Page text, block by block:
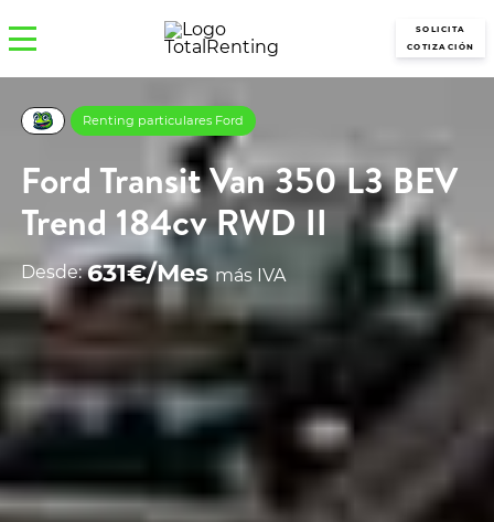
SOLICITA
COTIZACIÓN
Renting particulares Ford
Ford Transit Van 350 L3 BEV
Trend 184cv RWD II
Desde: 631€/Mes más IVA